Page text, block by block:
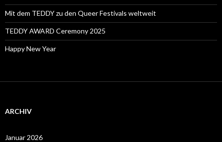
Mit dem TEDDY zu den Queer Festivals weltweit
TEDDY AWARD Ceremony 2025
Happy New Year
ARCHIV
Januar 2026